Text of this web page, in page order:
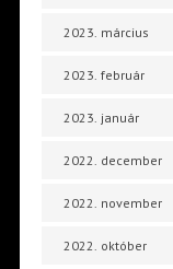
2023. március
2023. február
2023. január
2022. december
2022. november
2022. október